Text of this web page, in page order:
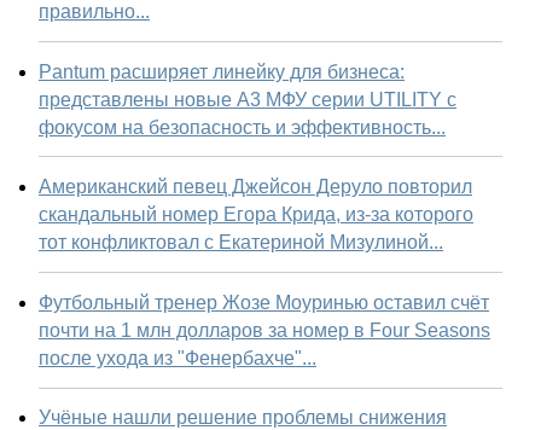
правильно...
Pantum расширяет линейку для бизнеса:
представлены новые А3 МФУ серии UTILITY с
фокусом на безопасность и эффективность...
Американский певец Джейсон Деруло повторил
скандальный номер Егора Крида, из-за которого
тот конфликтовал с Екатериной Мизулиной...
Футбольный тренер Жозе Моуринью оставил счёт
почти на 1 млн долларов за номер в Four Seasons
после ухода из "Фенербахче"...
Учёные нашли решение проблемы снижения